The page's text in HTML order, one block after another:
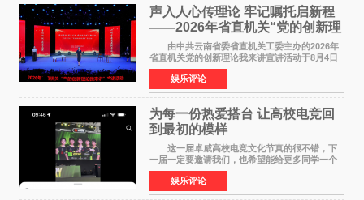
声入人心传理论 牢记嘱托启新程
——2026年省直机关“党的创新理
论我来讲”宣讲活动圆满落幕
由中共云南省委省直机关工委主办的2026年
省直机关党的创新理论我来讲宣讲活动于8月4日
至5日在昆明举办。活动以 "牢记嘱托 感恩奋进
开创云南发展新局面 "为主题，坚持以新时代中国
特色社会主义
娱乐评论
为每一份热爱搭台 让高校电竞回
到最初的模样
这一届卓威高校电竞文化节真的很不错，下
一届一定要邀请我们，也希望能给更多同学一个
来到现场的机会。 2026卓威高校电竞文化节
已经落下帷幕，在活动结束后，仍有不少高校电
竞社负责人和现
娱乐评论